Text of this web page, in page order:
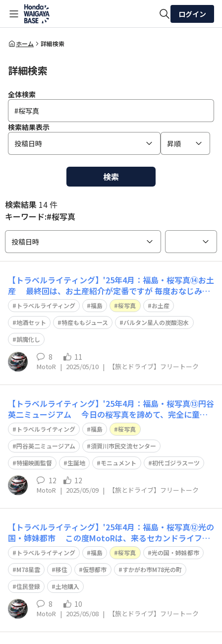
全体検索
ログイン
ホーム 詳細検索
詳細検索
全体検索
検索結果表示
投稿日時
昇順
検索
検索結果 14 件
キーワード:#桜写真
投稿日時
【トラベルライティング】'25年4月：福島・桜写真⑭お土
産 最終回は、お土産紹介が定番ですが 毎度おなじみ
の、福島なので 家族もコレといった興味は、なさそう？
🙄 クルマでドライブの時こそ、嵩や重量を気にしなく
て良いのですが とりあえず、地酒セットと特産ももジュ
ース 「ウルトラマン オフィシャ
トラベルライティング 福島 桜写真
お土産
地酒セット
特産ももジュース
バルタン星人の炭酸泡水
誤魔化し
8 11
MotoR | 2025/05/10 | 【旅とドライブ】フリートーク
【トラベルライティング】'25年4月：福島・桜写真⑬円谷
英二ミュージアム 今日の桜写真を諦めて、完全に童心
に帰り 趣味の世界に走ります😀 tette テッテ 須賀川市民
交流センター内に有る 「円谷英二ミュージアム」が訪問
先😄 https://s-tette.jp/museum/index.htm
トラベルライティング 福島
桜写真
円谷英二ミュージアム
須賀川市民交流センター
特撮映画監督
生誕地 モニュメント 初代ゴジラスーツ
12 12
MotoR | 2025/05/09 | 【旅とドライブ】フリートーク
【トラベルライティング】'25年4月：福島・桜写真⑫光の
国・姉妹都市 この度MotoRは、来るセカンドライフに
備え M78星雲にある「光の国」への移住するべく 仮想都
市「すかがわ市M78光の町」住民登録と土地購入を済ませ
ました😀 https://m78-sukagawa.jp/ 先ずは、街の
トラベルライティング 福島 桜写真
光の国・姉妹都市
M78星雲
移住 仮想都市
すかがわ市M78光の町
住民登録
土地購入
8 10
MotoR | 2025/05/08 | 【旅とドライブ】フリートーク